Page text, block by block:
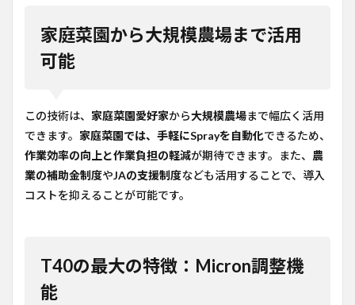
家庭菜園から大規模農場まで活用
可能
この技術は、 家庭菜園愛好家から大規模農場まで幅広く活用
できます。 家庭菜園では、手軽にSprayを自動化できるため、
作業効率の向上と作業負担の軽減が期待できます。また、 農
業の補助金制度やJAの支援制度なども活用することで、導入
コストを抑えることが可能です。
T40の最大の特徴：Micron調整機
能